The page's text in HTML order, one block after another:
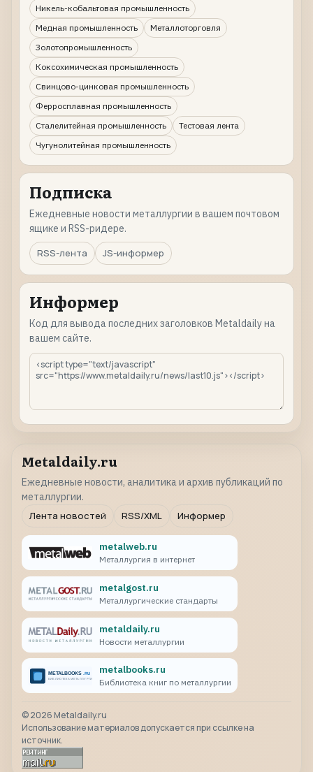
Никель-кобальтовая промышленность
Медная промышленность
Металлоторговля
Золотопромышленность
Коксохимическая промышленность
Свинцово-цинковая промышленность
Ферросплавная промышленность
Сталелитейная промышленность
Тестовая лента
Чугунолитейная промышленность
Подписка
Ежедневные новости металлургии в вашем почтовом
ящике и RSS-ридере.
RSS-лента
JS-информер
Информер
Код для вывода последних заголовков Metaldaily на
вашем сайте.
Metaldaily.ru
Ежедневные новости, аналитика и архив публикаций по
металлургии.
Лента новостей
RSS/XML Информер
metalweb.ru
Металлургия в интернет
metalgost.ru
Металлургические стандарты
metaldaily.ru
Новости металлургии
metalbooks.ru
Библиотека книг по металлургии
©2026 Metaldaily.ru
Использование материалов допускается при ссылке на
источник.